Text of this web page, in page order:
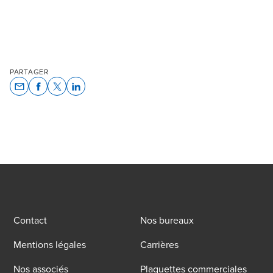
PARTAGER
Contact
Nos bureaux
Mentions légales
Carrières
Nos associés
Plaquettes commerciales